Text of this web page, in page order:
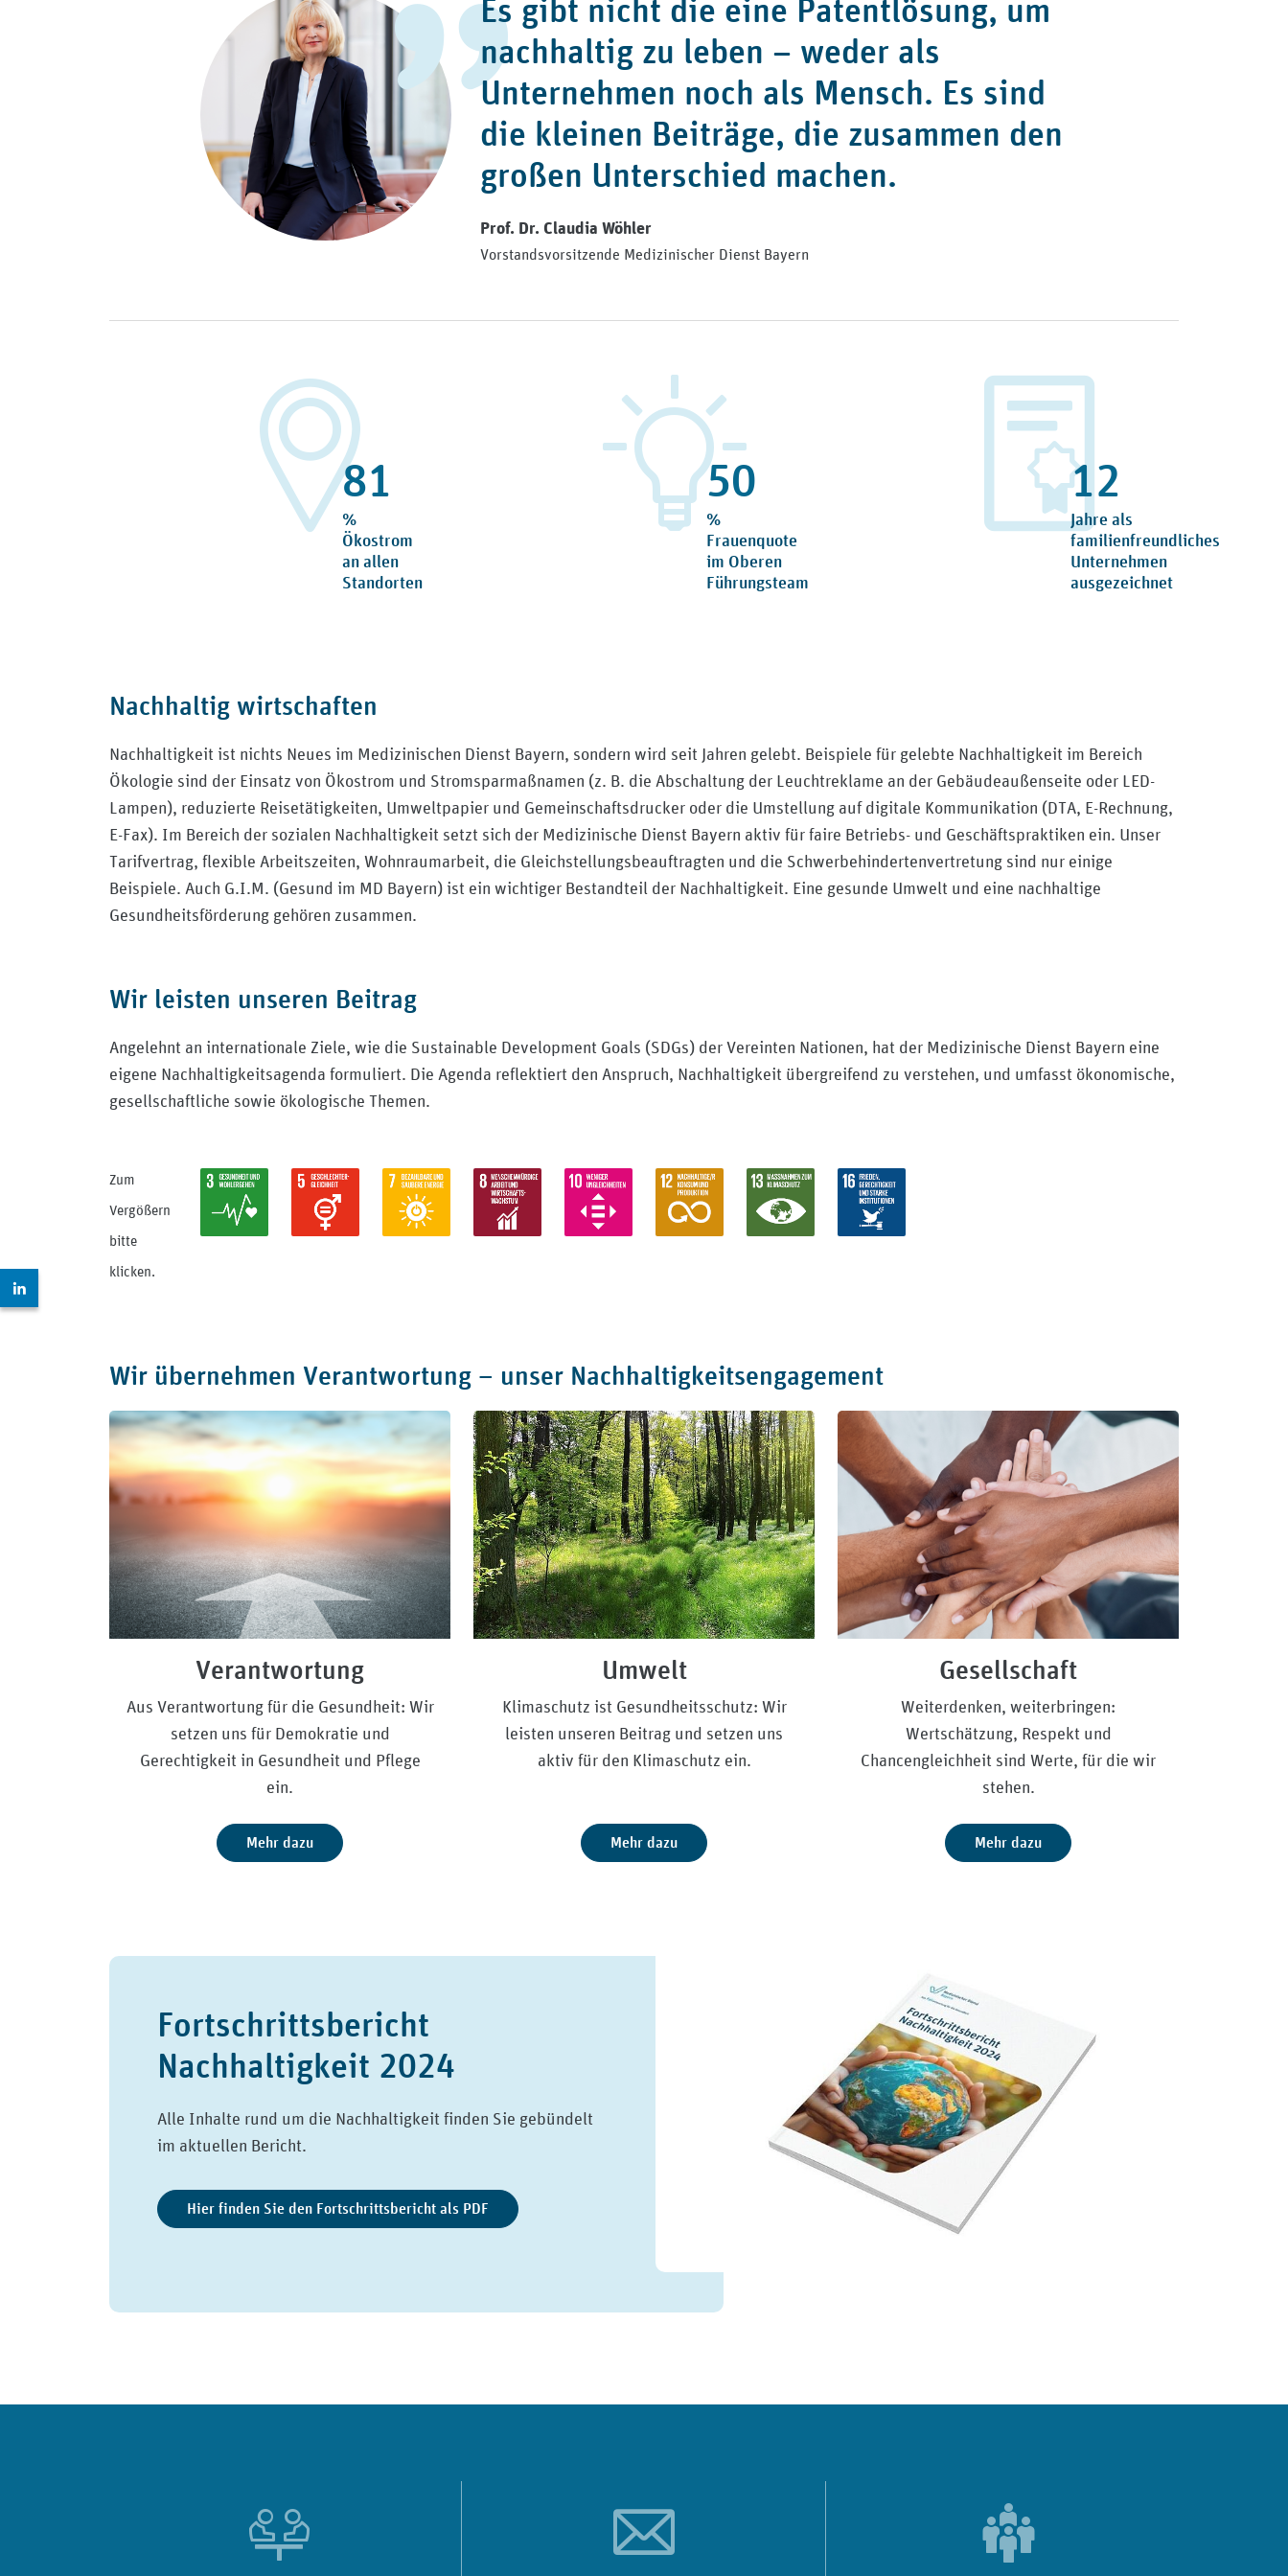
Zur LinkedIn Seite: https://de.linkedin.com/company/medizinischer-dienst-bayern
Es gibt nicht die eine Patentlösung, um
nachhaltig zu leben – weder als
Unternehmen noch als Mensch. Es sind
die kleinen Beiträge, die zusammen den
großen Unterschied machen.
Prof. Dr. Claudia Wöhler
Vorstandsvorsitzende Medizinischer Dienst Bayern
98
%
Ökostrom
an allen
Standorten
61
%
Frauenquote
im Oberen
Führungsteam
15
Jahre als
familienfreundliches
Unternehmen
ausgezeichnet
Nachhaltig wirtschaften
Nachhaltigkeit ist nichts Neues im Medizinischen Dienst Bayern, sondern wird seit Jahren gelebt. Beispiele für gelebte Nachhaltigkeit im Bereich
Ökologie sind der Einsatz von Ökostrom und Stromsparmaßnamen (z. B. die Abschaltung der Leuchtreklame an der Gebäudeaußenseite oder LED-
Lampen), reduzierte Reisetätigkeiten, Umweltpapier und Gemeinschaftsdrucker oder die Umstellung auf digitale Kommunikation (DTA, E-Rechnung,
E-Fax). Im Bereich der sozialen Nachhaltigkeit setzt sich der Medizinische Dienst Bayern aktiv für faire Betriebs- und Geschäftspraktiken ein. Unser
Tarifvertrag, flexible Arbeitszeiten, Wohnraumarbeit, die Gleichstellungsbeauftragten und die Schwerbehindertenvertretung sind nur einige
Beispiele. Auch G.I.M. (Gesund im MD Bayern) ist ein wichtiger Bestandteil der Nachhaltigkeit. Eine gesunde Umwelt und eine nachhaltige
Gesundheitsförderung gehören zusammen.
Wir leisten unseren Beitrag
Angelehnt an internationale Ziele, wie die Sustainable Development Goals (SDGs) der Vereinten Nationen, hat der Medizinische Dienst Bayern eine
eigene Nachhaltigkeitsagenda formuliert. Die Agenda reflektiert den Anspruch, Nachhaltigkeit übergreifend zu verstehen, und umfasst ökonomische,
gesellschaftliche sowie ökologische Themen.
Zum
Vergößern
bitte
klicken.
Wir übernehmen Verantwortung – unser Nachhaltigkeitsengagement
Verantwortung
Aus Verantwortung für die Gesundheit: Wir
setzen uns für Demokratie und
Gerechtigkeit in Gesundheit und Pflege
ein.
Mehr dazu
Umwelt
Klimaschutz ist Gesundheitsschutz: Wir
leisten unseren Beitrag und setzen uns
aktiv für den Klimaschutz ein.
Mehr dazu
Gesellschaft
Weiterdenken, weiterbringen:
Wertschätzung, Respekt und
Chancengleichheit sind Werte, für die wir
stehen.
Mehr dazu
Fortschrittsbericht
Nachhaltigkeit 2024
Alle Inhalte rund um die Nachhaltigkeit finden Sie gebündelt
im aktuellen Bericht.
Hier finden Sie den Fortschrittsbericht als PDF